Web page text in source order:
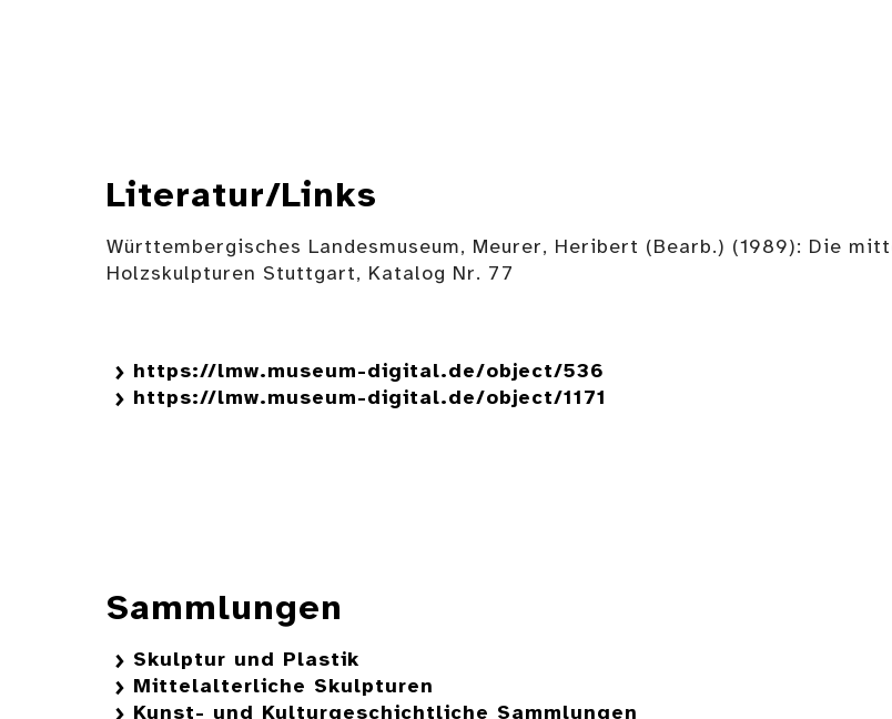
Literatur/Links
Württembergisches Landesmuseum, Meurer, Heribert (Bearb.) (1989): Die
Holzskulpturen Stuttgart, Katalog Nr. 77
https://lmw.museum-digital.de/object/536
https://lmw.museum-digital.de/object/1171
Sammlungen
Skulptur und Plastik
Mittelalterliche Skulpturen
Kunst- und Kulturgeschichtliche Sammlungen